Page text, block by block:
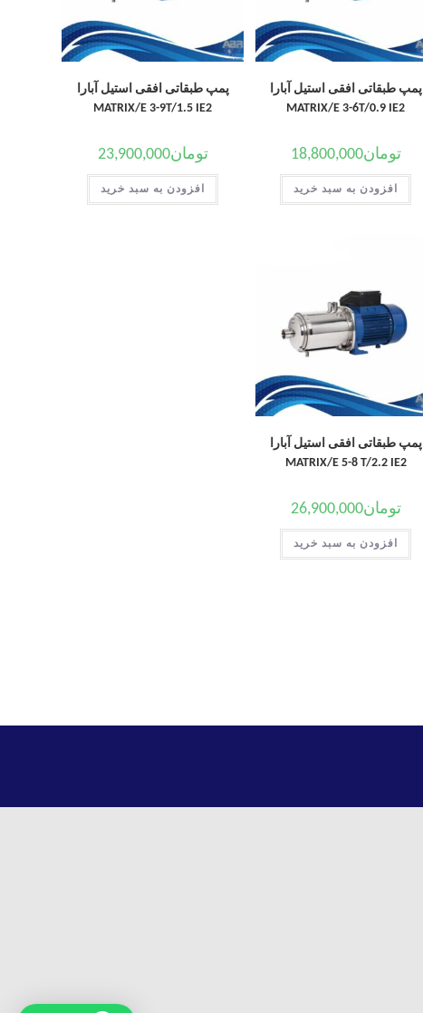
پمپ طبقاتی افقی استیل آبارا
MATRIX/E 3-6T/0.9 IE2
تومان18,800,000
افزودن به سبد خرید
پمپ طبقاتی افقی استیل آبارا
MATRIX/E 3-9T/1.5 IE2
تومان23,900,000
افزودن به سبد خرید
پمپ طبقاتی افقی استیل آبارا
MATRIX/E 5-8 T/2.2 IE2
تومان26,900,000
افزودن به سبد خرید